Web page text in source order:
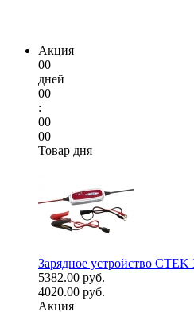
Акция
00
дней
00
:
00
00
Товар дня
Зарядное устройство
5382.00 руб.
4020.00 руб.
Акция